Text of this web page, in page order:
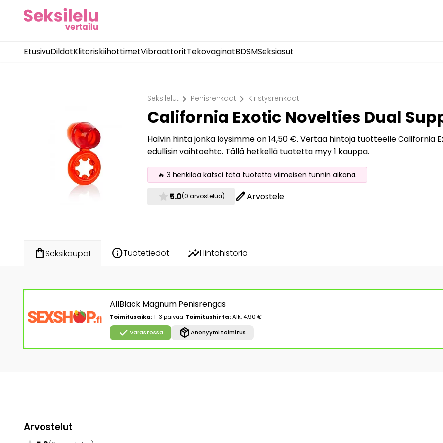
EtusivuDildotKlitoriskiihottimetVibraattoritTekovaginatBDSMSeksiasut
Seksilelut chevron_right Penisrenkaat chevron_right Kiristysrenkaat
California Exotic Novelties Dual
Halvin hinta jonka löysimme on 14,50 €. Vertaa hintoja tuotteelle California
edullisin vaihtoehto. Tällä hetkellä tuotetta myy 1 kauppa.
🔥 3 henkilöä katsoi tätä tuotetta viimeisen tunnin aikana.
star 5.0(0 arvostelua) editArvostele
shopping_bagSeksikaupat infoTuotetiedot insightsHintahistoria
AllBlack Magnum Penisrengas
Toimitusaika:1-3 päivää Toimitushinta:Alk. 4,90 €
check Varastossa package_2Anonyymi toimitus
Arvostelut